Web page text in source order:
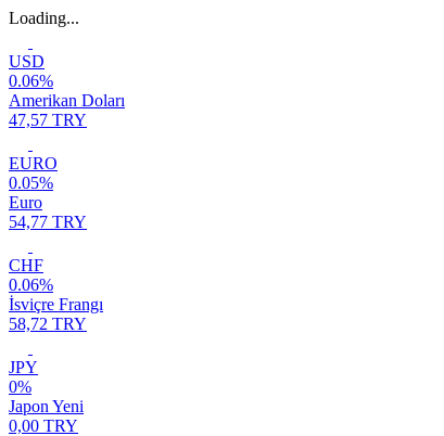
Loading...
USD
0.06%
Amerikan Doları
47,57 TRY
EURO
0.05%
Euro
54,77 TRY
CHF
0.06%
İsviçre Frangı
58,72 TRY
JPY
0%
Japon Yeni
0,00 TRY